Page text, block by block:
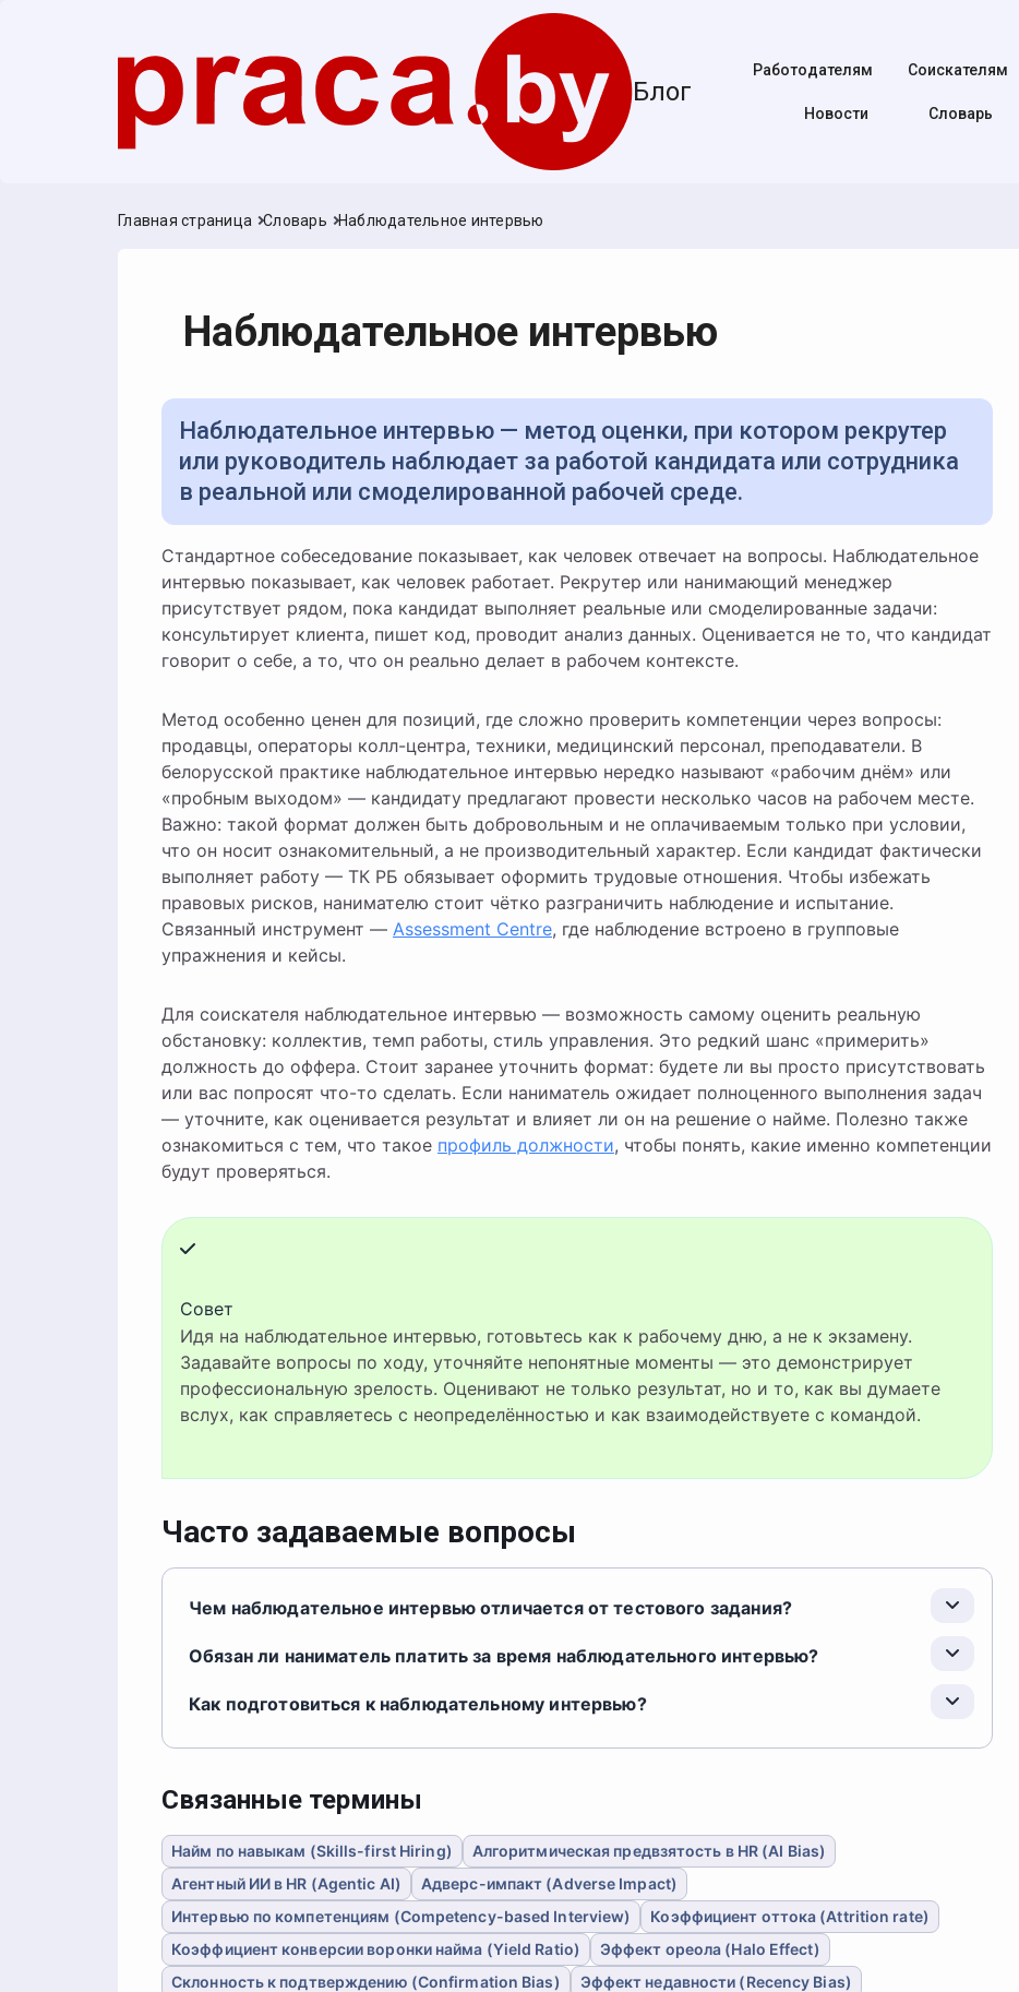
Блог
Работодателям Соискателям
Новости Cловарь
Главная страница Словарь Наблюдательное интервью
Наблюдательное интервью
Наблюдательное интервью — метод оценки, при котором рекрутер
или руководитель наблюдает за работой кандидата или сотрудника
в реальной или смоделированной рабочей среде.
Стандартное собеседование показывает, как человек отвечает на вопросы. Наблюдательное
интервью показывает, как человек работает. Рекрутер или нанимающий менеджер
присутствует рядом, пока кандидат выполняет реальные или смоделированные задачи:
консультирует клиента, пишет код, проводит анализ данных. Оценивается не то, что кандидат
говорит о себе, а то, что он реально делает в рабочем контексте.
Метод особенно ценен для позиций, где сложно проверить компетенции через вопросы:
продавцы, операторы колл-центра, техники, медицинский персонал, преподаватели. В
белорусской практике наблюдательное интервью нередко называют «рабочим днём» или
«пробным выходом» — кандидату предлагают провести несколько часов на рабочем месте.
Важно: такой формат должен быть добровольным и не оплачиваемым только при условии,
что он носит ознакомительный, а не производительный характер. Если кандидат фактически
выполняет работу — ТК РБ обязывает оформить трудовые отношения. Чтобы избежать
правовых рисков, нанимателю стоит чётко разграничить наблюдение и испытание.
Связанный инструмент — Assessment Centre, где наблюдение встроено в групповые
упражнения и кейсы.
Для соискателя наблюдательное интервью — возможность самому оценить реальную
обстановку: коллектив, темп работы, стиль управления. Это редкий шанс «примерить»
должность до оффера. Стоит заранее уточнить формат: будете ли вы просто присутствовать
или вас попросят что-то сделать. Если наниматель ожидает полноценного выполнения задач
— уточните, как оценивается результат и влияет ли он на решение о найме. Полезно также
ознакомиться с тем, что такое профиль должности, чтобы понять, какие именно компетенции
будут проверяться.
Совет
Идя на наблюдательное интервью, готовьтесь как к рабочему дню, а не к экзамену.
Задавайте вопросы по ходу, уточняйте непонятные моменты — это демонстрирует
профессиональную зрелость. Оценивают не только результат, но и то, как вы думаете
вслух, как справляетесь с неопределённостью и как взаимодействуете с командой.
Часто задаваемые вопросы
Чем наблюдательное интервью отличается от тестового задания?
Обязан ли наниматель платить за время наблюдательного интервью?
Как подготовиться к наблюдательному интервью?
Связанные термины
Найм по навыкам (Skills-first Hiring)
Алгоритмическая предвзятость в HR (AI Bias)
Агентный ИИ в HR (Agentic AI)
Адверс-импакт (Adverse Impact)
Интервью по компетенциям (Competency-based Interview)
Коэффициент оттока (Attrition rate)
Коэффициент конверсии воронки найма (Yield Ratio)
Эффект ореола (Halo Effect)
Склонность к подтверждению (Confirmation Bias)
Эффект недавности (Recency Bias)